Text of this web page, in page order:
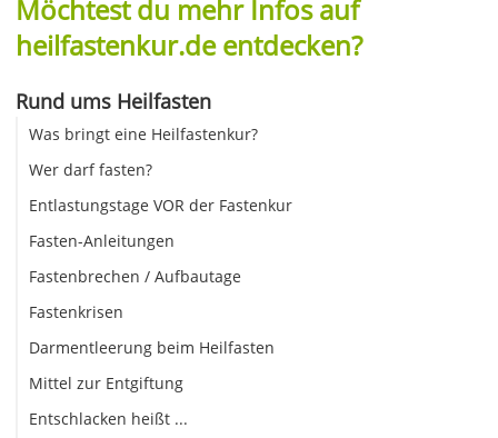
Möchtest du mehr Infos auf
heilfastenkur.de entdecken?
Rund ums Heilfasten
Was bringt eine Heilfastenkur?
Wer darf fasten?
Entlastungstage VOR der Fastenkur
Fasten-Anleitungen
Fastenbrechen / Aufbautage
Fastenkrisen
Darmentleerung beim Heilfasten
Mittel zur Entgiftung
Entschlacken heißt ...